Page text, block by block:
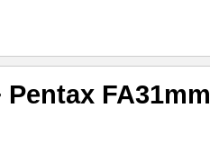
Pentax